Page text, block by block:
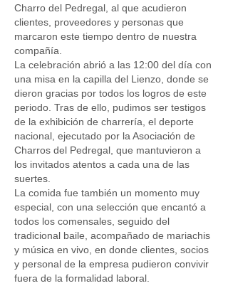
Charro del Pedregal, al que acudieron
clientes, proveedores y personas que
marcaron este tiempo dentro de nuestra
compañía.
La celebración abrió a las 12:00 del día con
una misa en la capilla del Lienzo, donde se
dieron gracias por todos los logros de este
periodo. Tras de ello, pudimos ser testigos
de la exhibición de charrería, el deporte
nacional, ejecutado por la Asociación de
Charros del Pedregal, que mantuvieron a
los invitados atentos a cada una de las
suertes.
La comida fue también un momento muy
especial, con una selección que encantó a
todos los comensales, seguido del
tradicional baile, acompañado de mariachis
y música en vivo, en donde clientes, socios
y personal de la empresa pudieron convivir
fuera de la formalidad laboral.